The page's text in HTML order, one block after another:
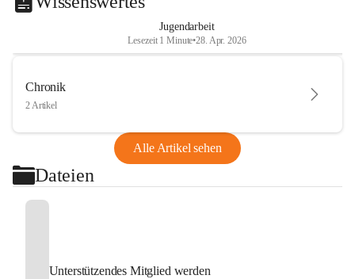
Jugendarbeit
Lesezeit 1 Minute•28. Apr. 2026
Chronik
2 Artikel
Alle Artikel sehen
Dateien
Unterstützendes Mitglied werden